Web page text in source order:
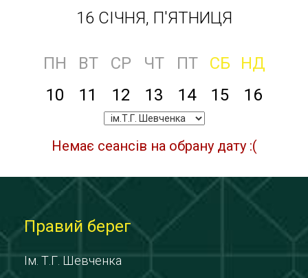
16 СІЧНЯ, П'ЯТНИЦЯ
ПН ВТ СР ЧТ ПТ СБ
НД
10
11 12 13 14 15 16
Немає сеансів на обрану дату :(
Правий берег
Ім. Т.Г. Шевченка